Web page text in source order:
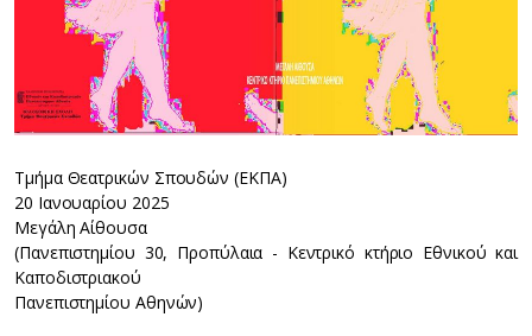
Τμήμα Θεατρικών Σπουδών (ΕΚΠΑ)
20 Ιανουαρίου 2025
Μεγάλη Αίθουσα
(Πανεπιστημίου 30, Προπύλαια - Κεντρικό κτήριο Εθνικού και
Καποδιστριακού
Πανεπιστημίου Αθηνών)